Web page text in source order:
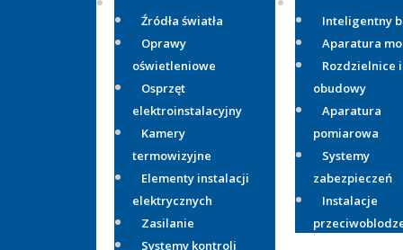
Źródła światła
Oprawy
oświetleniowe
Osprzęt
elektroinstalacyjny
Kamery
termowizyjne
Elementy instalacji
elektrycznych
Zasilanie
Systemy kontroli
Inteligentny
Aparatura
Rozdzielnice i
obudowy
Aparatura
pomiarowa
Systemy
zabezpieczeń
Instalacje